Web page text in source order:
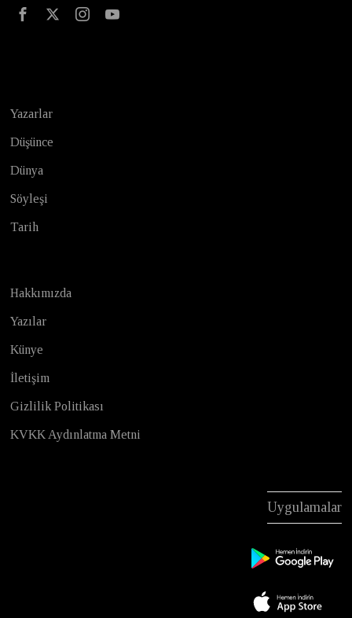
Yazarlar
Düşünce
Dünya
Söyleşi
Tarih
Hakkımızda
Yazılar
Künye
İletişim
Gizlilik Politikası
KVKK Aydınlatma Metni
Uygulamalar